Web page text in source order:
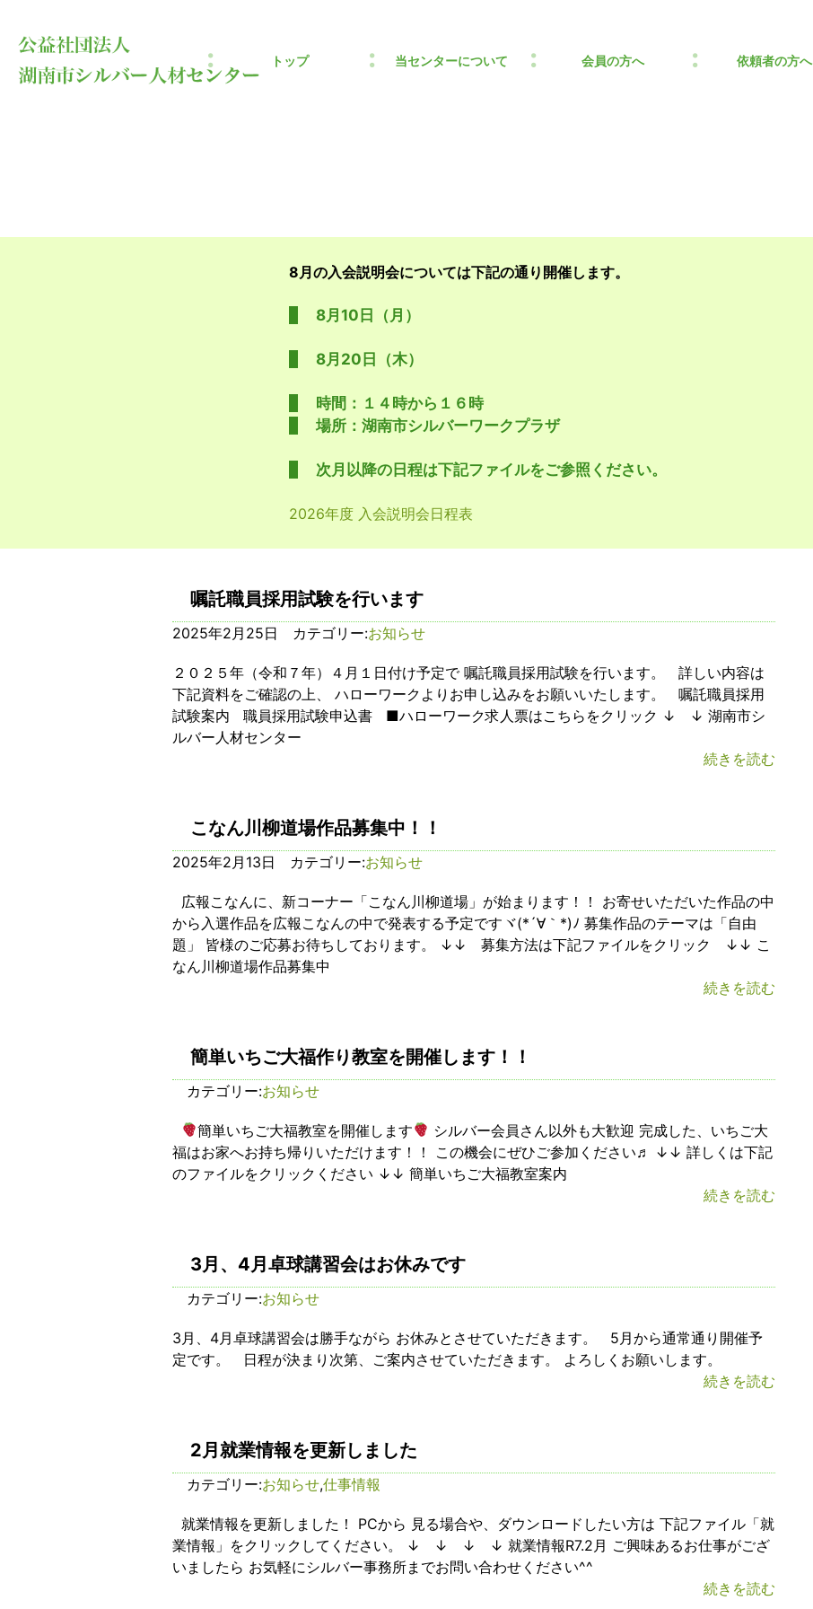
トップ 当センターについて 会員の方へ 依頼者の方へ
8月の入会説明会については下記の通り開催します。
8月10日（月）
8月20日（木）
時間：１４時から１６時
場所：湖南市シルバーワークプラザ
次月以降の日程は下記ファイルをご参照ください。
2026年度 入会説明会日程表
嘱託職員採用試験を行います
2025年2月25日 カテゴリー:お知らせ
２０２５年（令和７年）４月１日付け予定で 嘱託職員採用試験を行います。 詳しい内容は
下記資料をご確認の上、 ハローワークよりお申し込みをお願いいたします。 嘱託職員採用
試験案内 職員採用試験申込書 ■ハローワーク求人票はこちらをクリック ↓ ↓ 湖南市シ
ルバー人材センター
続きを読む
こなん川柳道場作品募集中！！
2025年2月13日 カテゴリー:お知らせ
広報こなんに、新コーナー「こなん川柳道場」が始まります！！ お寄せいただいた作品の中
から入選作品を広報こなんの中で発表する予定ですヾ(*´∀｀*)ﾉ 募集作品のテーマは「自由
題」 皆様のご応募お待ちしております。 ↓↓ 募集方法は下記ファイルをクリック ↓↓ こ
なん川柳道場作品募集中
続きを読む
簡単いちご大福作り教室を開催します！！
カテゴリー:お知らせ
簡単いちご大福教室を開催します
シルバー会員さん以外も大歓迎 完成した、いちご大
福はお家へお持ち帰りいただけます！！ この機会にぜひご参加ください♬ ↓↓ 詳しくは下記
のファイルをクリックください ↓↓ 簡単いちご大福教室案内
続きを読む
3月、4月卓球講習会はお休みです
カテゴリー:お知らせ
3月、4月卓球講習会は勝手ながら お休みとさせていただきます。 5月から通常通り開催予
定です。 日程が決まり次第、ご案内させていただきます。 よろしくお願いします。
続きを読む
2月就業情報を更新しました
カテゴリー:お知らせ,仕事情報
就業情報を更新しました！ PCから 見る場合や、ダウンロードしたい方は 下記ファイル「就
業情報」をクリックしてください。 ↓ ↓ ↓ ↓ 就業情報R7.2月 ご興味あるお仕事がござ
いましたら お気軽にシルバー事務所までお問い合わせください^^
続きを読む